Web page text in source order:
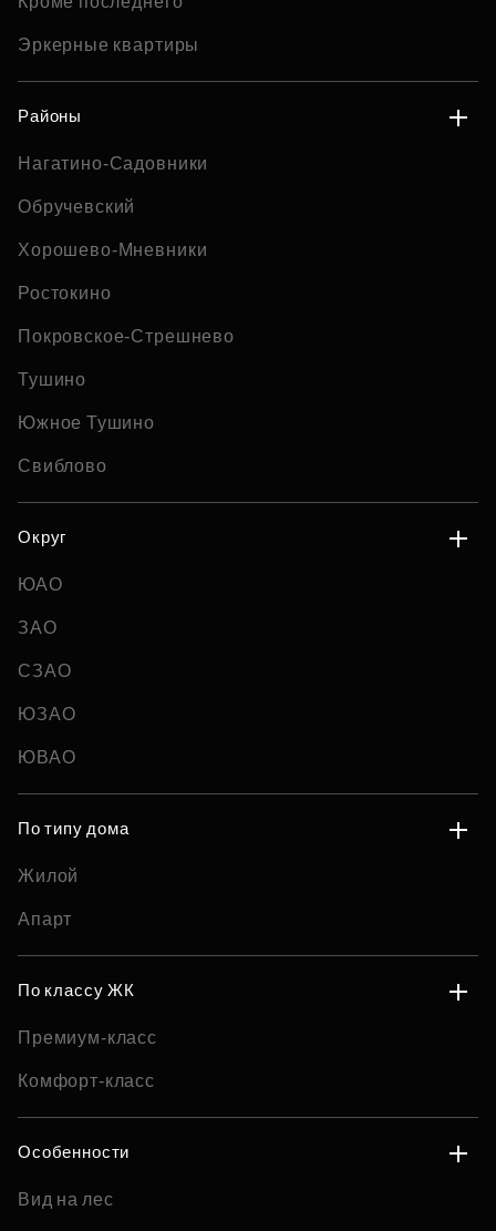
Эркерные квартиры
Районы
Нагатино-Садовники
Обручевский
Хорошево-Мневники
Ростокино
Покровское-Стрешнево
Тушино
Южное Тушино
Свиблово
Округ
ЮАО
ЗАО
СЗАО
ЮЗАО
ЮВАО
По типу дома
Жилой
Апарт
По классу ЖК
Премиум-класс
Комфорт-класс
Особенности
Вид на лес